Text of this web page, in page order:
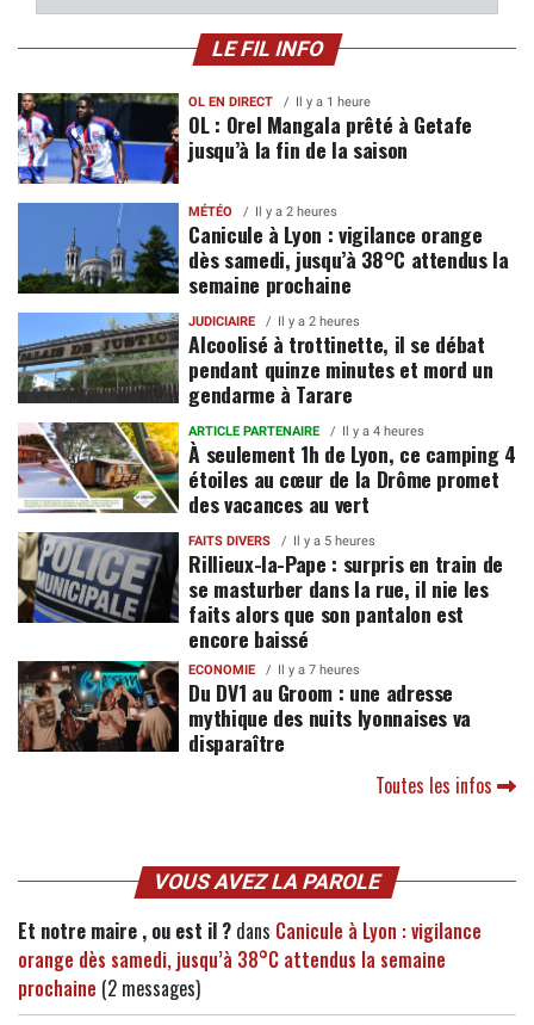
LE FIL INFO
OL EN DIRECT Il y a 1 heure
OL : Orel Mangala prêté à Getafe
jusqu’à la fin de la saison
MÉTÉO Il y a 2 heures
Canicule à Lyon : vigilance orange
dès samedi, jusqu’à 38°C attendus la
semaine prochaine
JUDICIAIRE Il y a 2 heures
Alcoolisé à trottinette, il se débat
pendant quinze minutes et mord un
gendarme à Tarare
ARTICLE PARTENAIRE Il y a 4 heures
À seulement 1h de Lyon, ce camping 4
étoiles au cœur de la Drôme promet
des vacances au vert
FAITS DIVERS Il y a 5 heures
Rillieux-la-Pape : surpris en train de
se masturber dans la rue, il nie les
faits alors que son pantalon est
encore baissé
ECONOMIE Il y a 7 heures
Du DV1 au Groom : une adresse
mythique des nuits lyonnaises va
disparaître
Toutes les infos
VOUS AVEZ LA PAROLE
Et notre maire , ou est il ? dans Canicule à Lyon : vigilance
orange dès samedi, jusqu’à 38°C attendus la semaine
prochaine (2 messages)